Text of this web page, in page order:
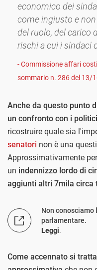
economico dei
come ingiusto e
del ruolo, del carico
rischi a cui i sindaci
- Commissione affari
sommario n. 286 del 13/
Anche da questo punto
un confronto con i
ricostruire quale sia
senatori non è una
Approssimativamente
un indennizzo lordo di
aggiunti altri 7mila circa
Non conosciamo
parlamentare.
Leggi.
Come accennato si